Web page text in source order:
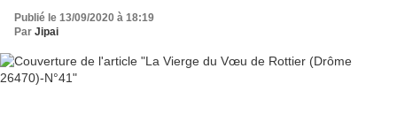
Publié le 13/09/2020 à 18:19
Par Jipai